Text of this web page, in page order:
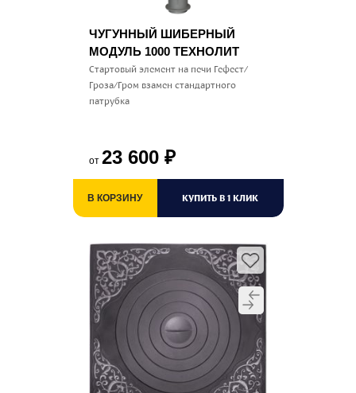
ЧУГУННЫЙ ШИБЕРНЫЙ
МОДУЛЬ 1000 ТЕХНОЛИТ
Стартовый элемент на печи Гефест/
Гроза/Гром взамен стандартного
патрубка
от 23 600 ₽
В КОРЗИНУ КУПИТЬ В 1 КЛИК